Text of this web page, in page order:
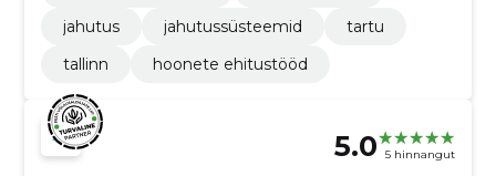
jahutus
jahutussüsteemid
tartu
tallinn
hoonete ehitustööd
5.0 5 hinnangut